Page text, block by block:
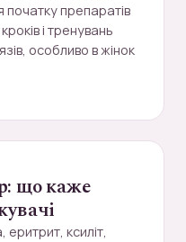
початку препаратів
і тренувань
особливо в жінок
що каже
ксиліт,